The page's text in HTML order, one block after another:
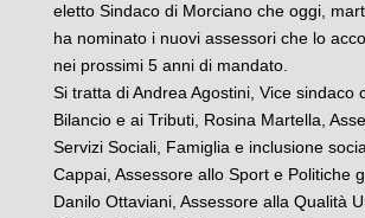
eletto Sindaco di Morciano che oggi,
ha nominato i nuovi assessori che lo
nei prossimi 5 anni di mandato.
Si tratta di Andrea Agostini, Vice sindaco
Bilancio e ai Tributi, Rosina Martella,
Servizi Sociali, Famiglia e inclusione
Cappai, Assessore allo Sport e Politiche
Danilo Ottaviani, Assessore alla Qualità